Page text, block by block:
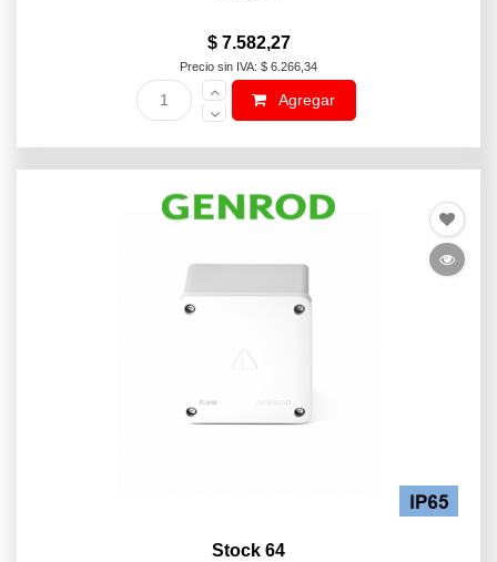
$ 7.582,27
Precio sin IVA: $ 6.266,34
Agregar
Stock 64